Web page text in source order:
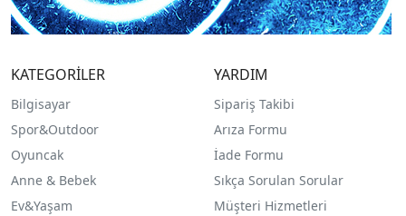
KATEGORİLER
Bilgisayar
Spor&Outdoor
Oyuncak
Anne & Bebek
Ev&Yaşam
YARDIM
Sipariş Takibi
Arıza Formu
İade Formu
Sıkça Sorulan Sorular
Müşteri Hizmetleri